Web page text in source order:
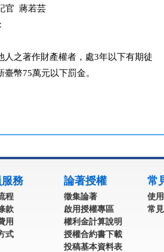
書記官  蔣若芸
人之著作財產權者，處3年以下有期徒
幣75萬元以下罰金。
務
程
款
用
式
論著授權
徵集論著
啟用授權專區
權利金計算說明
授權合約書下載
投稿基本資料表
常
使
常